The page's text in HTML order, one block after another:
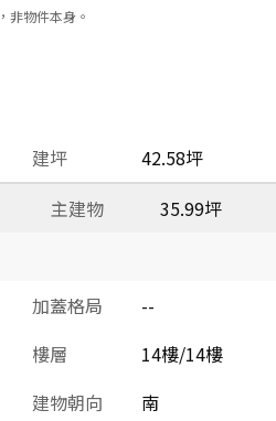
非物件本身。
建坪 42.58坪
主建物 35.99坪
加蓋格局 --
樓層 14樓/14樓
建物朝向 南